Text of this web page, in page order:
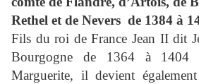
Rethel et de Nevers de 1384 à
Fils du roi de France Jean II dit
Bourgogne de 1364 à 1404
Marguerite, il devient